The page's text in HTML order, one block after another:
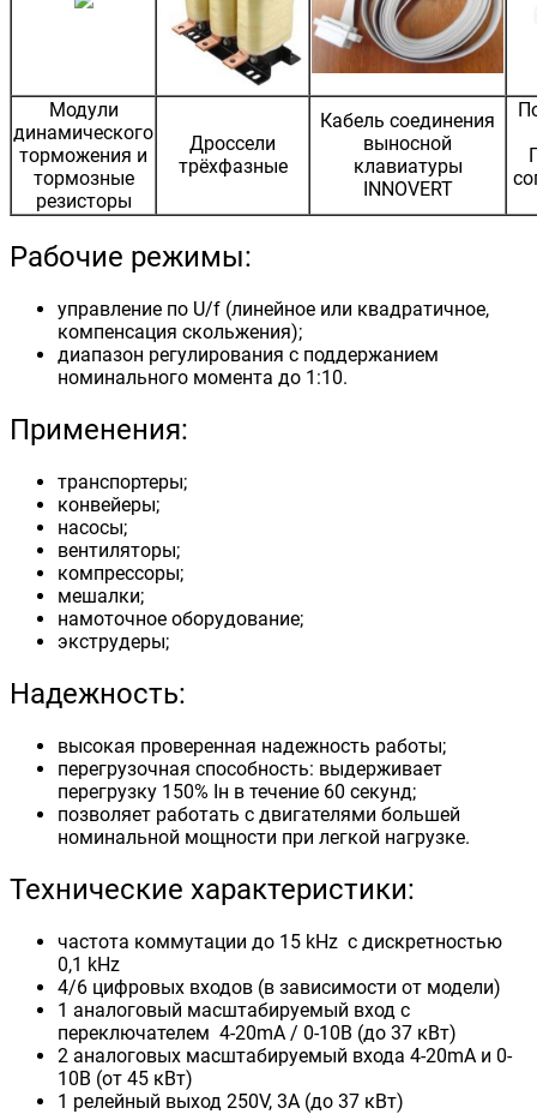
Модули
динамического
торможения и
тормозные
резисторы
Дроссели
трёхфазные
Кабель соединения
выносной
клавиатуры
INNOVERT
Рабочие режимы:
управление по U/f (линейное или квадратичное,
компенсация скольжения);
диапазон регулирования с поддержанием
номинального момента до 1:10.
Применения:
транспортеры;
конвейеры;
насосы;
вентиляторы;
компрессоры;
мешалки;
намоточное оборудование;
экструдеры;
Надежность:
высокая проверенная надежность работы;
перегрузочная способность: выдерживает
перегрузку 150% Iн в течение 60 секунд;
позволяет работать с двигателями большей
номинальной мощности при легкой нагрузке.
Технические характеристики:
частота коммутации до 15 kHz с дискретностью
0,1 kHz
4/6 цифровых входов (в зависимости от модели)
1 аналоговый масштабируемый вход с
переключателем 4-20mA / 0-10B (до 37 кВт)
2 аналоговых масштабируемый входа 4-20mA и 0-
10В (от 45 кВт)
1 релейный выход 250V, 3A (до 37 кВт)